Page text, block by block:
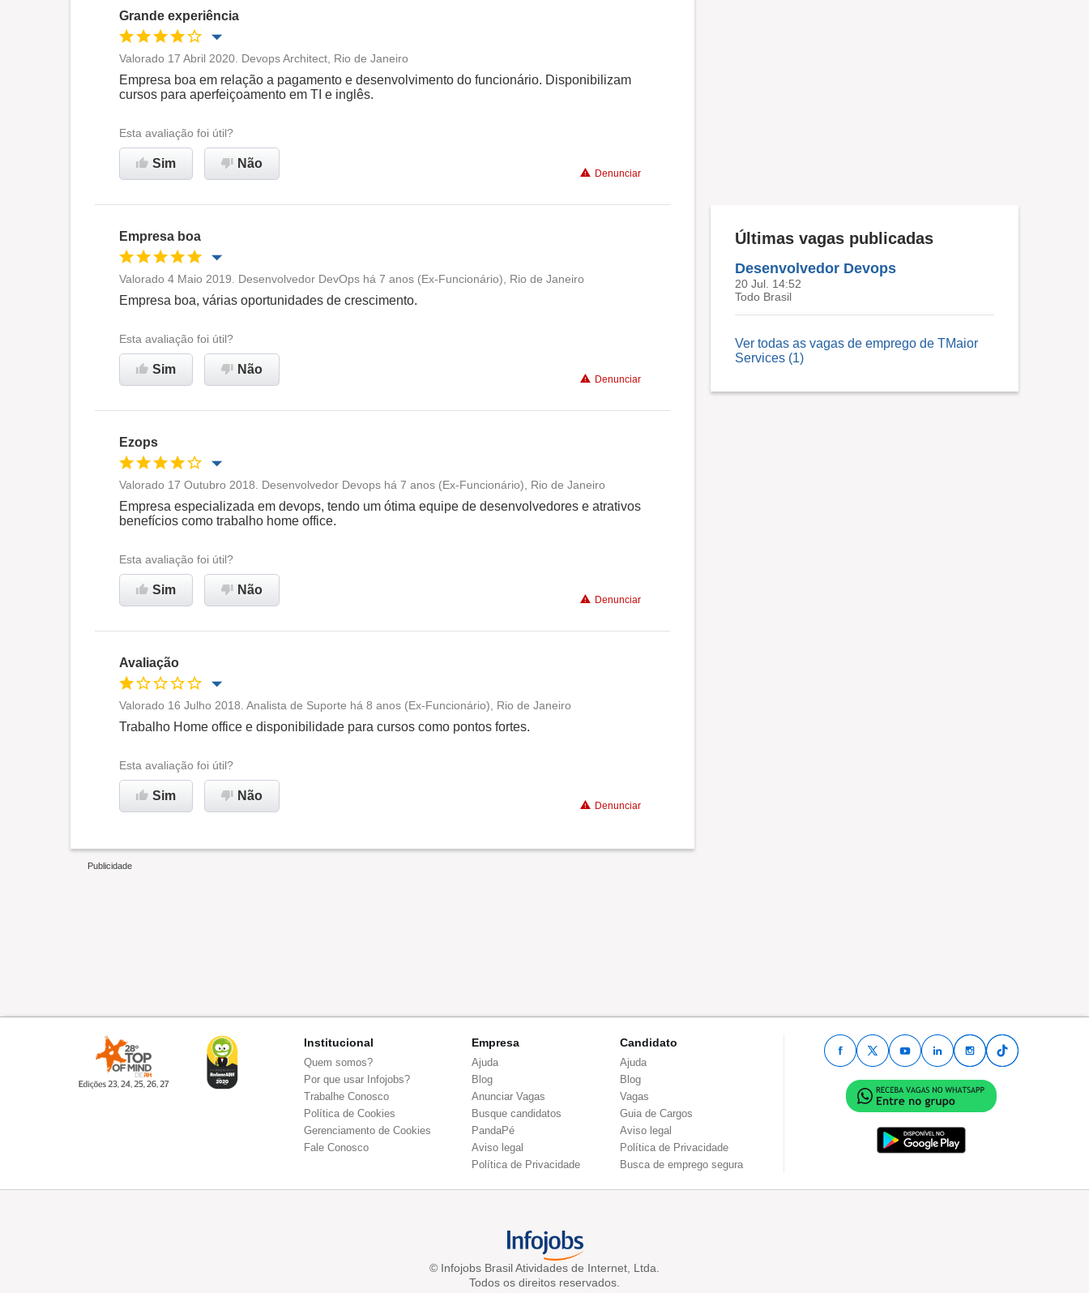
Grande experiência
Oportunidade de promoção Conciliação com a vida familiar
Recomenda esta empresa
Valorado 17 Abril 2020. Devops Architect, Rio de Janeiro
Empresa boa em relação a pagamento e desenvolvimento do funcionário. Disponibilizam
cursos para aperfeiçoamento em TI e inglês.
Esta avaliação foi útil?
Sim Não
Denunciar
Empresa boa
Oportunidade de promoção
Ambiente de trabalho
Conciliação com a vida familiar
Recomenda esta empresa
Valorado 4 Maio 2019. Desenvolvedor DevOps há 7 anos (Ex-Funcionário), Rio de Janeiro
Empresa boa, várias oportunidades de crescimento.
Esta avaliação foi útil?
Sim Não
Denunciar
Ezops
Oportunidade de promoção Conciliação com a vida familiar
Recomenda esta empresa
Valorado 17 Outubro 2018. Desenvolvedor Devops há 7 anos (Ex-Funcionário), Rio de Janeiro
Empresa especializada em devops, tendo um ótima equipe de desenvolvedores e atrativos
benefícios como trabalho home office.
Esta avaliação foi útil?
Sim Não
Denunciar
Avaliação
Oportunidade de promoção
Ambiente de trabalho
Conciliação com a vida familiar
Não recomenda esta
Valorado 16 Julho 2018. Analista de Suporte há 8 anos (Ex-Funcionário), Rio de Janeiro
Trabalho Home office e disponibilidade para cursos como pontos fortes.
Esta avaliação foi útil?
Sim Não
Denunciar
Últimas vagas publicadas
Desenvolvedor Devops
20 Jul. 14:52
Todo Brasil
Ver todas as vagas de emprego de TMaior
Services (1)
Institucional
Quem somos?
Por que usar Infojobs?
Trabalhe Conosco
Política de Cookies
Gerenciamento de Cookies
Fale Conosco
Empresa
Ajuda
Blog
Anunciar Vagas
Busque candidatos
PandaPé
Aviso legal
Política de Privacidade
Candidato
Ajuda
Blog
Vagas
Guia de Cargos
Aviso legal
Política de Privacidade
Busca de emprego segura
© Infojobs Brasil Atividades de Internet, Ltda.
Todos os direitos reservados.